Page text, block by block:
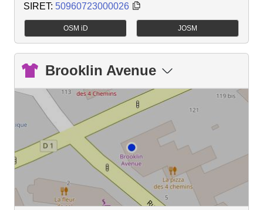
SIRET: 50960723000026
OSM iD JOSM
Brooklin Avenue